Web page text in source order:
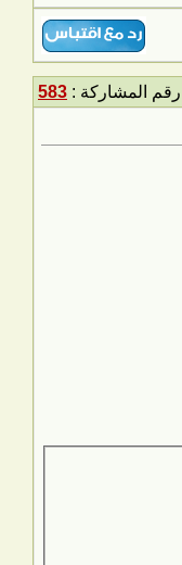
رقم المشاركة : 583